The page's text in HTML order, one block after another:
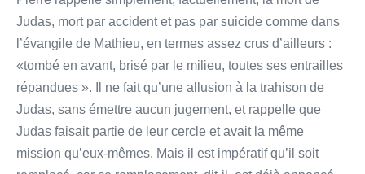
Judas, mort par accident et pas par suicide comme dans
l’évangile de Mathieu, en termes assez crus d’ailleurs :
«tombé en avant, brisé par le milieu, toutes ses entrailles
répandues ». Il ne fait qu’une allusion à la trahison de
Judas, sans émettre aucun jugement, et rappelle que
Judas faisait partie de leur cercle et avait la même
mission qu’eux-mêmes. Mais il est impératif qu’il soit